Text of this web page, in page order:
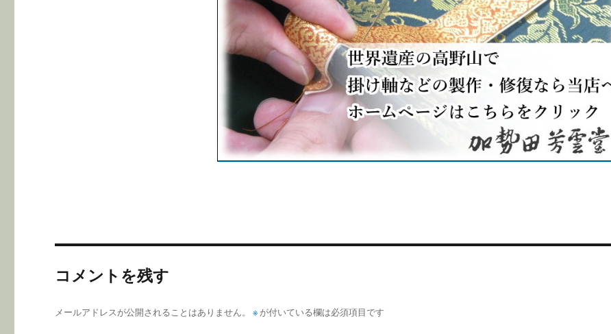
コメントを残す
メールアドレスが公開されることはありません。 ※ が付いている欄は必須項目です